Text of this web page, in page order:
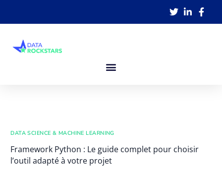
DATA SCIENCE & MACHINE LEARNING
Framework Python : Le guide complet pour choisir
l’outil adapté à votre projet